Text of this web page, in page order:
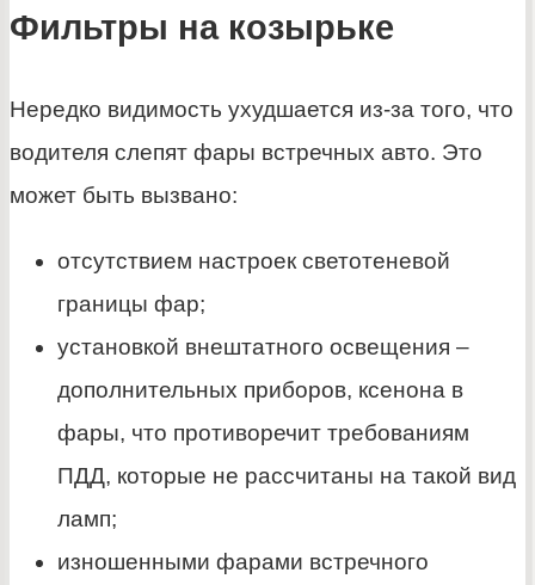
Фильтры на козырьке
Нередко видимость ухудшается из-за того, что
водителя слепят фары встречных авто. Это
может быть вызвано:
отсутствием настроек светотеневой
границы фар;
установкой внештатного освещения –
дополнительных приборов, ксенона в
фары, что противоречит требованиям
ПДД, которые не рассчитаны на такой вид
ламп;
изношенными фарами встречного